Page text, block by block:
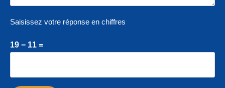
Saisissez votre réponse en chiffres
19 − 11 =